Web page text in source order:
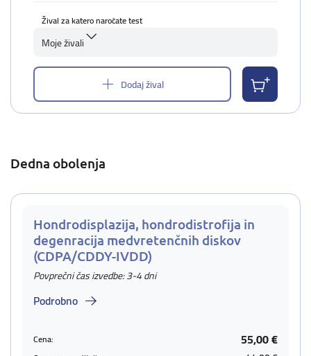
Žival za katero naročate test
Moje živali
Dodaj žival
Dedna obolenja
Hondrodisplazija, hondrodistrofija in
degenracija medvretenčnih diskov
(CDPA/CDDY-IVDD)
Povprečni čas izvedbe: 3-4 dni
Podrobno
Cena: 55,00 €